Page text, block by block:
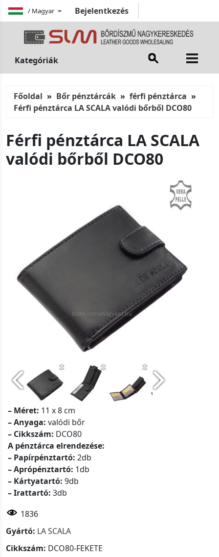
/ Magyar Bejelentkezés
Kategóriák
Főoldal Bőr pénztárcák
férfi pénztárca
Férfi pénztárca LA SCALA valódi bőrből DCO80
Férfi pénztárca LA SCALA
valódi bőrből DCO80
– Méret: 11 x 8 cm
– Anyaga: valódi bőr
– Cikkszám: DCO80
A pénztárca elrendezése:
– Papírpénztartó: 2db
– Aprópénztartó: 1db
– Kártyatartó: 9db
– Irattartó: 3db
1836
Gyártó: LA SCALA
Cikkszám: DCO80-FEKETE